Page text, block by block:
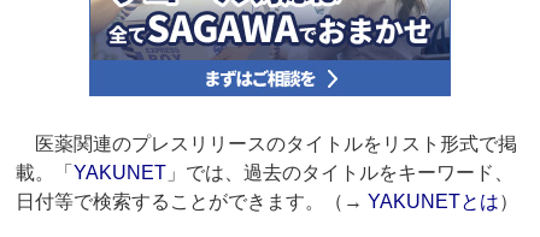
医薬関連のプレスリリースのタイトルをリスト形式で掲
載。「YAKUNET 」では、過去のタイトルをキーワード、
日付等で検索することができます。（→YAKUNETとは）